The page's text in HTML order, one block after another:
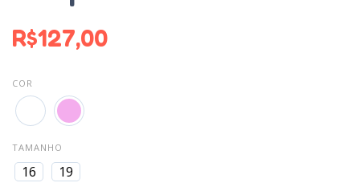
R$127,00
COR
TAMANHO
16 19